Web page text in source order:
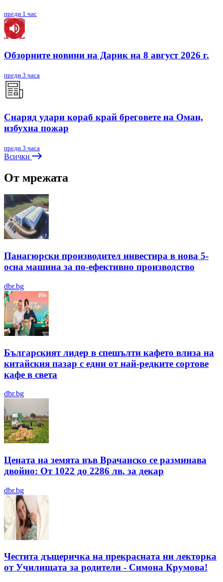
преди 1 час
Обзорните новини на Дарик на 8 август 2026 г.
преди 3 часа
Снаряд удари кораб край бреговете на Оман,
избухна пожар
преди 3 часа
Всички
От мрежата
Панагюрски производител инвестира в нова 5-
осна машина за по-ефективно производство
dbr.bg
Българският лидер в спешълти кафето влиза на
китайския пазар с едни от най-редките сортове
кафе в света
dbr.bg
Цената на земята във Врачанско се разминава
двойно: От 1022 до 2286 лв. за декар
dbr.bg
Честита дъщеричка на прекрасната ни лекторка
от Училищата за родители - Симона Крумова!